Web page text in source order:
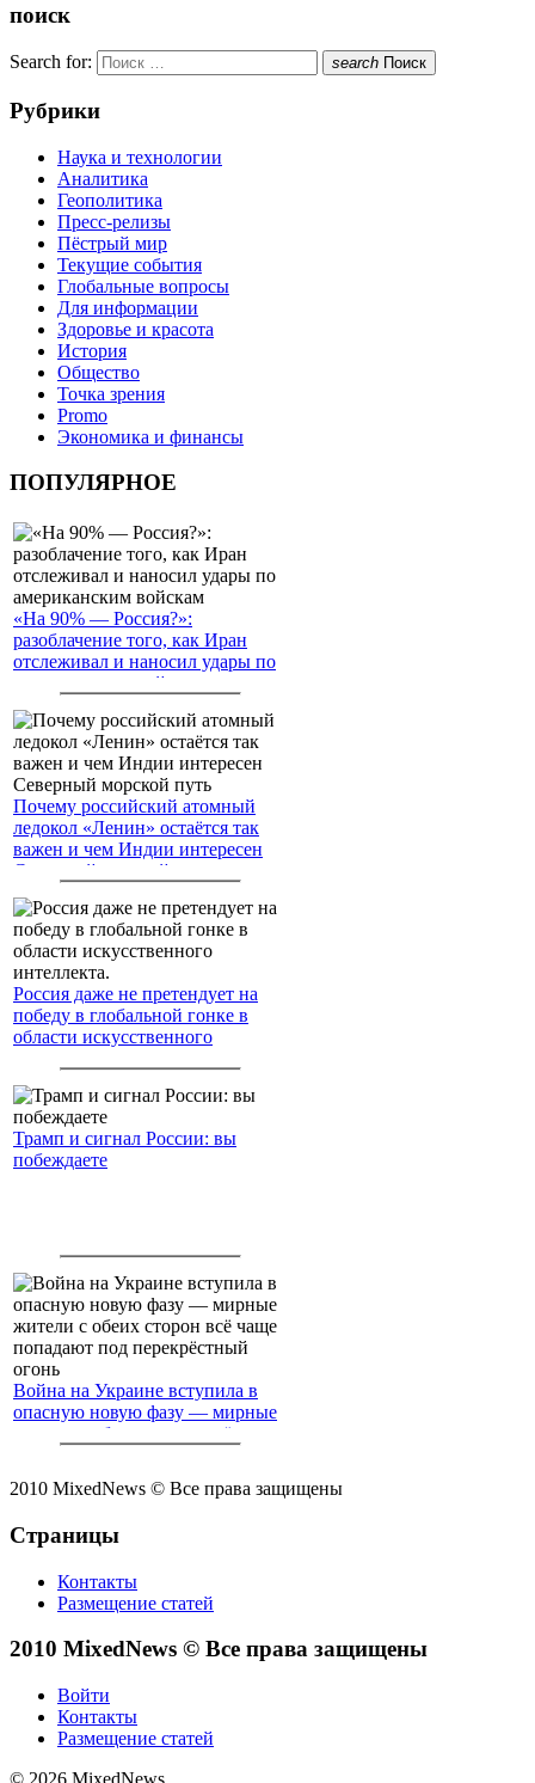
поиск
Search for: search Поиск
Рубрики
Наука и технологии
Аналитика
Геополитика
Пресс-релизы
Пёстрый мир
Текущие события
Глобальные вопросы
Для информации
Здоровье и красота
История
Общество
Точка зрения
Promo
Экономика и финансы
ПОПУЛЯРНОЕ
«На 90% — Россия?»:
разоблачение того, как Иран
отслеживал и наносил удары по
американским войскам
Почему российский атомный
ледокол «Ленин» остаётся так
важен и чем Индии интересен
Северный морской путь
Россия даже не претендует на
победу в глобальной гонке в
области искусственного
Трамп и сигнал России: вы
побеждаете
Война на Украине вступила в
опасную новую фазу — мирные
жители с обеих сторон всё чаще
2010 MixedNews © Все права защищены
Страницы
Контакты
Размещение статей
2010 MixedNews © Все права защищены
Войти
Контакты
Размещение статей
© 2026 MixedNews